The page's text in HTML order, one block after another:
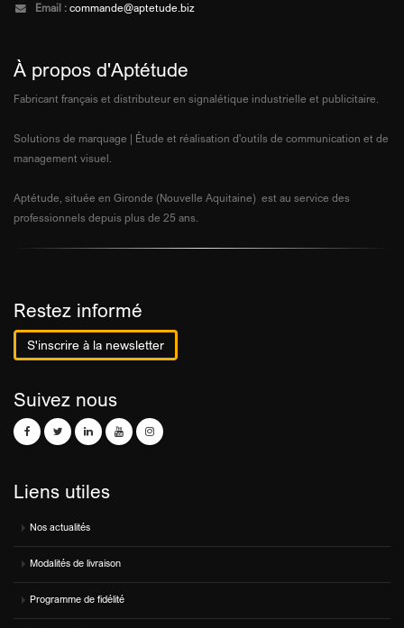
Email : commande@aptetude.biz
À propos d'Aptétude
Fabricant français et distributeur en signalétique industrielle et publicitaire.
Solutions de marquage | Étude et réalisation d'outils de communication et de
management visuel.
Aptétude, située en Gironde (Nouvelle Aquitaine) est au service des
professionnels depuis plus de 25 ans.
Restez informé
S'inscrire à la newsletter
Suivez nous
Liens utiles
Nos actualités
Modalités de livraison
Programme de fidélité